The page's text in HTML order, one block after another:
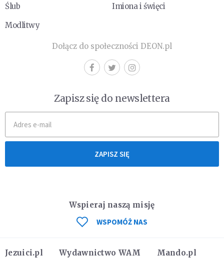
Ślub
Imiona i święci
Modlitwy
Dołącz do społeczności DEON.pl
Zapisz się do newslettera
ZAPISZ SIĘ
Jezuici.pl Wydawnictwo WAM Mando.pl
Wspieraj naszą misję
WSPOMÓŻ NAS